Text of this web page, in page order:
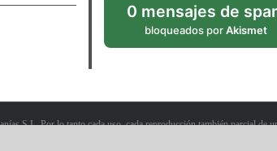
0 mensajes de
bloqueados porAkismet
S.L. Por lo tanto cada uso, cada reproducción también parcial de